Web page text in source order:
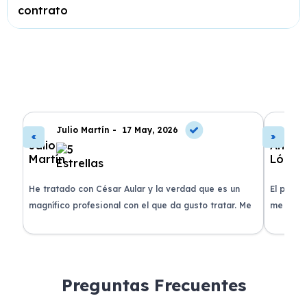
contrato
Julio Martín - 17 May, 2026
He tratado con César Aular y la verdad que es un
magnífico profesional con el que da gusto tratar. Me
recomiendo un montón, muchas gracias!
El
me
plazo
Preguntas Frecuentes